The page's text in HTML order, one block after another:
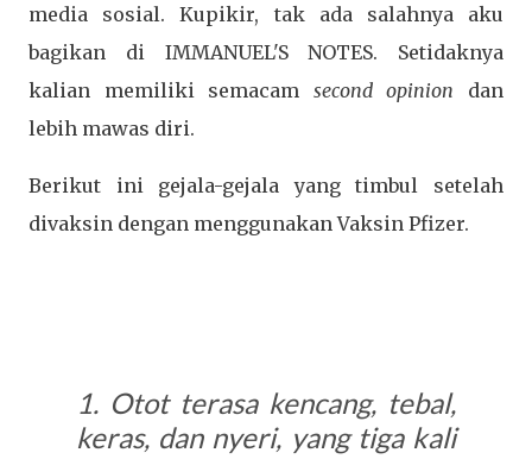
media sosial. Kupikir, tak ada salahnya aku
bagikan di IMMANUEL'S NOTES. Setidaknya
kalian memiliki semacam second opinion dan
lebih mawas diri.
Berikut ini gejala-gejala yang timbul setelah
divaksin dengan menggunakan Vaksin Pfizer.
1. Otot terasa kencang, tebal,
keras, dan nyeri, yang tiga kali